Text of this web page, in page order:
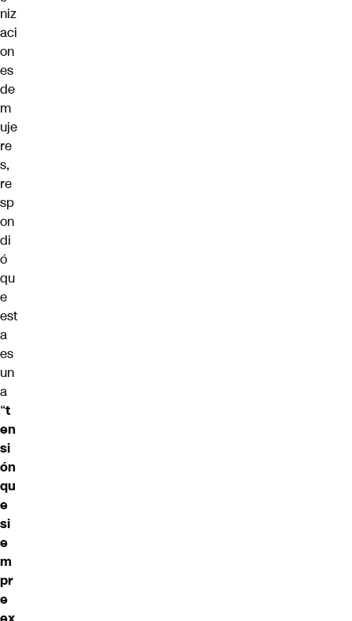
niz
aci
on
es
de
m
uje
re
s,
re
sp
on
di
ó
qu
e
est
a
es
un
a
“t
en
si
ón
qu
e
si
e
m
pr
e